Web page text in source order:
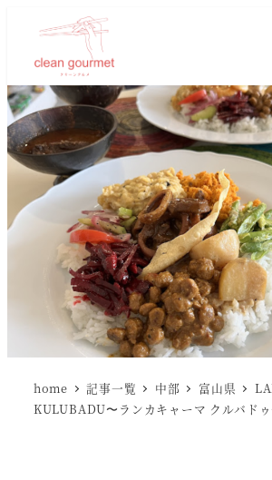
home 記事一覧 中部 富山県
KULUBADU〜ランカキャーマ クルバド